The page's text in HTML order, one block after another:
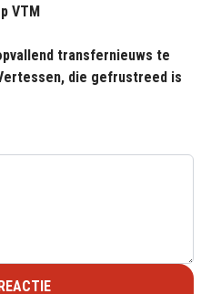
VTM
transfernieuws te
die gefrustreed is